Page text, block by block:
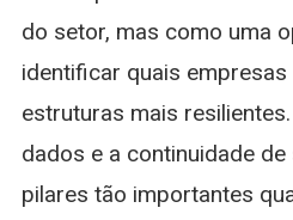
do setor, mas como uma
identificar quais
estruturas mais
dados e a continuidade
pilares tão importantes